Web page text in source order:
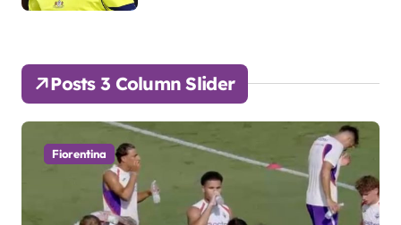
Posts 3 Column Slider
Fiorentina